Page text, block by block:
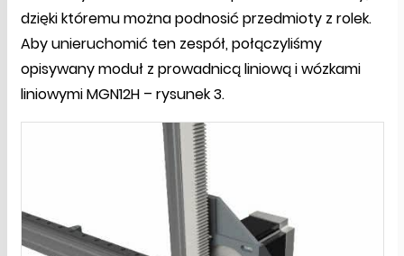
dzięki któremu można podnosić przedmioty z rolek.
Aby unieruchomić ten zespół, połączyliśmy
opisywany moduł z prowadnicą liniową i wózkami
liniowymi MGN12H – rysunek 3.